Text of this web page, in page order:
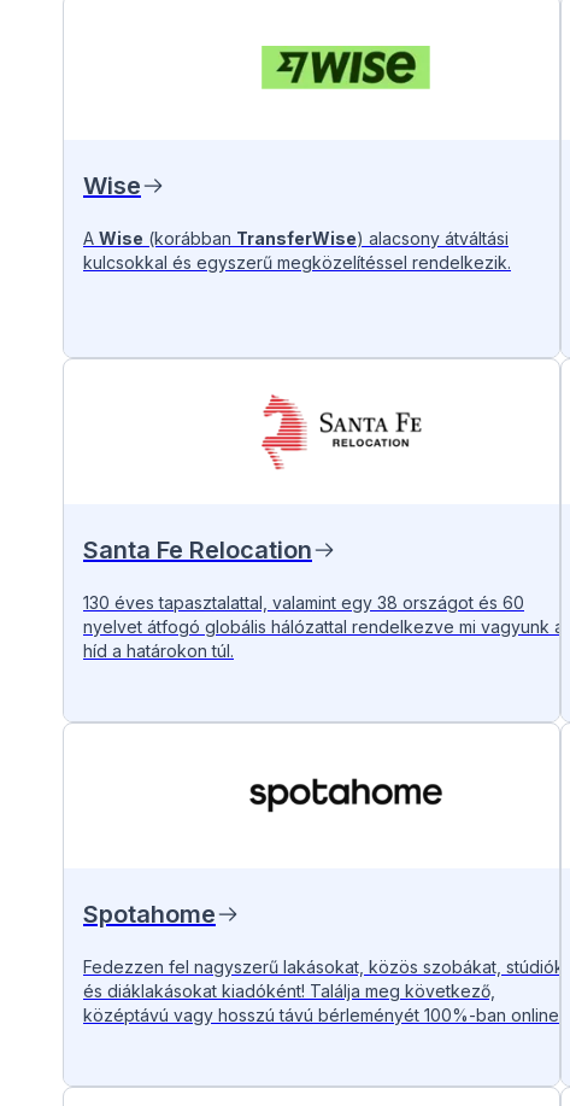
Wise
A Wise (korábban TransferWise) alacsony átváltási
kulcsokkal és egyszerű megközelítéssel rendelkezik.
Santa Fe Relocation
130 éves tapasztalattal, valamint egy 38 országot és 60
nyelvet átfogó globális hálózattal rendelkezve mi vagyunk a
híd a határokon túl.
Spotahome
Fedezzen fel nagyszerű lakásokat, közös szobákat, stúdiókat
és diáklakásokat kiadóként! Találja meg következő,
középtávú vagy hosszú távú bérleményét 100%-ban online.